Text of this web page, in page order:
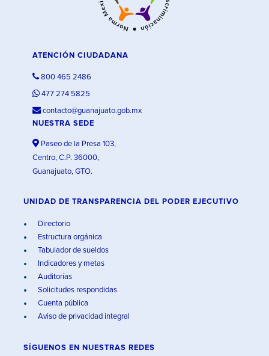
ATENCIÓN CIUDADANA
800 465 2486
477 274 5825
contacto@guanajuato.gob.mx
NUESTRA SEDE
Paseo de la Presa 103,
Centro, C.P. 36000,
Guanajuato, GTO.
UNIDAD DE TRANSPARENCIA DEL PODER EJECUTIVO
Directorio
Estructura orgánica
Tabulador de sueldos
Indicadores y metas
Auditorías
Solicitudes respondidas
Cuenta pública
Aviso de privacidad integral
SÍGUENOS EN NUESTRAS REDES